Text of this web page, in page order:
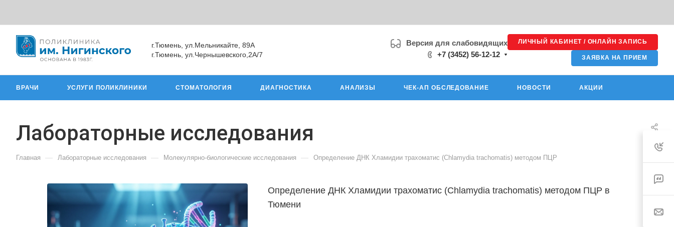
г.Тюмень, ул.Мельникайте, 89А
г.Тюмень, ул.Чернышевского,2А/7
Версия для слабовидящих
+7 (3452) 56-12-12
ЛИЧНЫЙ КАБИНЕТ / ОНЛАЙН ЗАПИСЬ
ЗАЯВКА НА ПРИЕМ
ВРАЧИ УСЛУГИ ПОЛИКЛИНИКИ СТОМАТОЛОГИЯ ДИАГНОСТИКА АНАЛИЗЫ ЧЕК-АП ОБСЛЕДОВАНИЕ НОВОСТИ АКЦИИ
Лабораторные исследования
Главная — Лабораторные исследования — Молекулярно-биологические исследования — Определение ДНК Хламидии трахоматис (Chlamydia trachomatis) методом ПЦР
Определение ДНК Хламидии трахоматис (Chlamydia trachomatis) методом ПЦР в
Тюмени